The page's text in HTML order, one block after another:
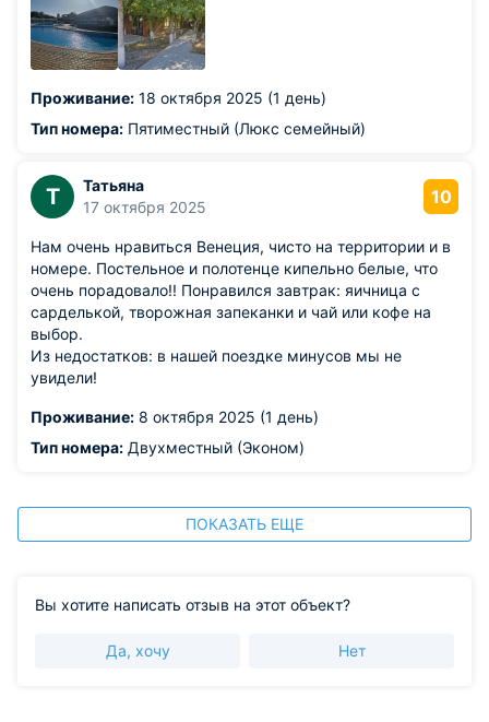
Проживание: 18 октября 2025 (1 день)
Тип номера: Пятиместный (Люкс семейный)
Т
Татьяна
17 октября 2025
10
Нам очень нравиться Венеция, чисто на территории и в
номере. Постельное и полотенце кипельно белые, что
очень порадовало!! Понравился завтрак: яичница с
сарделькой, творожная запеканки и чай или кофе на
выбор.
Из недостатков: в нашей поездке минусов мы не
увидели!
Проживание: 8 октября 2025 (1 день)
Тип номера: Двухместный (Эконом)
ПОКАЗАТЬ ЕЩЕ
Вы хотите написать отзыв на этот объект?
Да, хочу Нет